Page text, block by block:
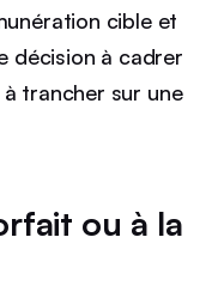
cible et
décision à cadrer
trancher sur une
ou à la